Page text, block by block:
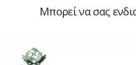
Μπορεί να σας